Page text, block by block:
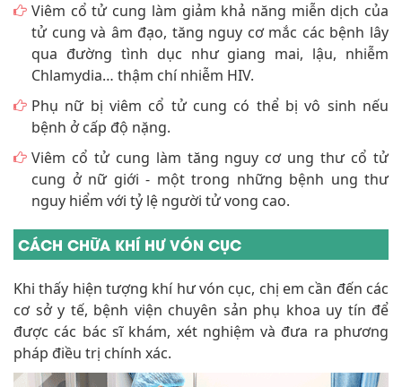
Viêm cổ tử cung làm giảm khả năng miễn dịch của
tử cung và âm đạo, tăng nguy cơ mắc các bệnh lây
qua đường tình dục như giang mai, lậu, nhiễm
Chlamydia… thậm chí nhiễm HIV.
Phụ nữ bị viêm cổ tử cung có thể bị vô sinh nếu
bệnh ở cấp độ nặng.
Viêm cổ tử cung làm tăng nguy cơ ung thư cổ tử
cung ở nữ giới - một trong những bệnh ung thư
nguy hiểm với tỷ lệ người tử vong cao.
CÁCH CHỮA KHÍ HƯ VÓN CỤC
Khi thấy hiện tượng khí hư vón cục, chị em cần đến các
cơ sở y tế, bệnh viện chuyên sản phụ khoa uy tín để
được các bác sĩ khám, xét nghiệm và đưa ra phương
pháp điều trị chính xác.